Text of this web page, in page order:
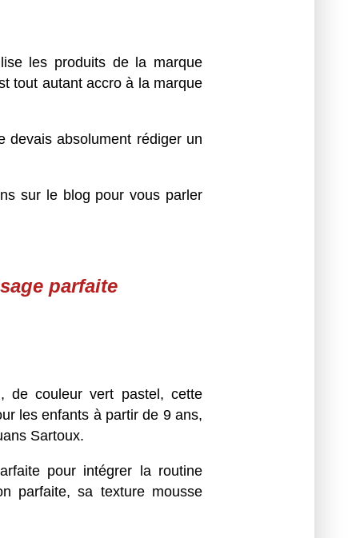
les produits de la marque
tout autant accro à la marque
devais absolument rédiger un
sur le blog pour vous parler
parfaite
de couleur vert pastel, cette
les enfants à partir de 9 ans,
Sartoux.
pour intégrer la routine
parfaite, sa texture mousse